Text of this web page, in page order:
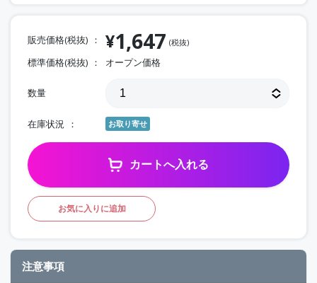
販売価格(税抜) ¥1,647 (税抜)
標準価格(税抜) オープン価格
数量
在庫状況 お取り寄せ
カートへ入れる
お気に入りに追加
注意事項